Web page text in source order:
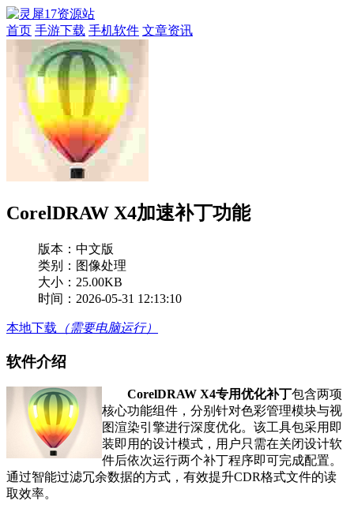
首页 手游下载 手机软件 文章资讯
CorelDRAW X4加速补丁功能
版本： 中文版
类别：图像处理
大小：25.00KB
时间：2026-05-31 12:13:10
本地下载 （需要电脑运行）
软件介绍
CorelDRAW X4专用优化补丁包含两项
核心功能组件，分别针对色彩管理模块与视
图渲染引擎进行深度优化。该工具包采用即
装即用的设计模式，用户只需在关闭设计软
件后依次运行两个补丁程序即可完成配置。
通过智能过滤冗余数据的方式，有效提升CDR格式文件的读
取效率。